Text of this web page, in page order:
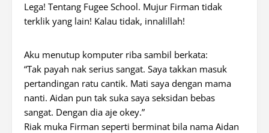
Lega! Tentang Fugee School. Mujur Firman tidak
terklik yang lain! Kalau tidak, innalillah!
Aku menutup komputer riba sambil berkata:
“Tak payah nak serius sangat. Saya takkan masuk
pertandingan ratu cantik. Mati saya dengan mama
nanti. Aidan pun tak suka saya seksidan bebas
sangat. Dengan dia aje okey.”
Riak muka Firman seperti berminat bila nama Aidan